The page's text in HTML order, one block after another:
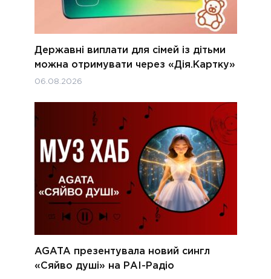
Державні виплати для сімей із дітьми
можна отримувати через «Дія.Картку»
06.08.2026
AGATA презентувала новий сингл
«Сяйво душі» на РАІ-Радіо